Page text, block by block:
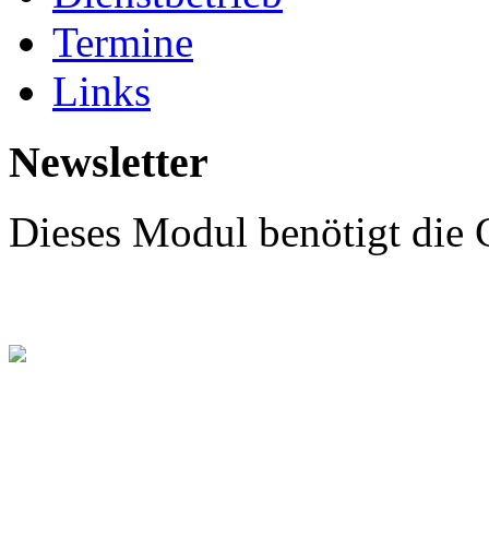
Termine
Links
Newsletter
Dieses Modul benötigt die